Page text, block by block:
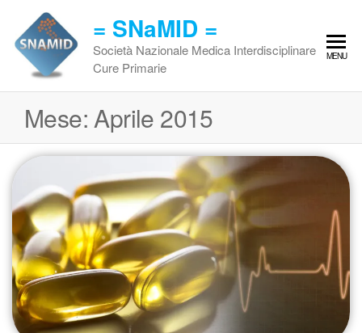
contenuto
= SNaMID =
Società Nazionale Medica Interdisciplinare
Cure Primarie
MENU
Mese:Aprile 2015